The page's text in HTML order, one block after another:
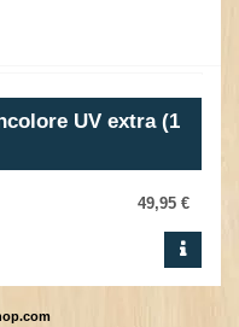
UV extra (1
49,95 €